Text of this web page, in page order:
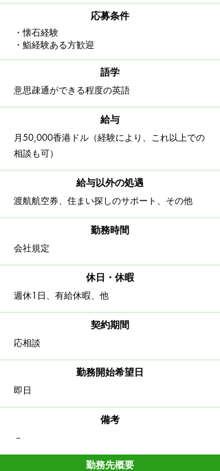
応募条件
・懐石経験
・鮨経験ある方歓迎
語学
意思疎通ができる程度の英語
給与
月50,000香港ドル（経験により、これ以上での
相談も可）
給与以外の処遇
渡航航空券、住まい探しのサポート、その他
​勤務時間
​会社規定
休日・休暇
週休1日、有給休暇、他
契約期間
応相談
勤務開始希望日
即日
備考
​－
勤務先概要